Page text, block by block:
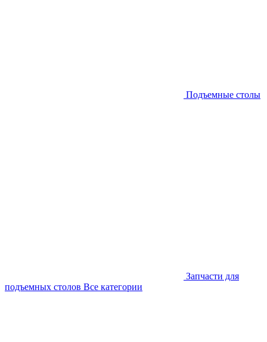
Подъемные столы
Запчасти для
подъемных столов Все категории